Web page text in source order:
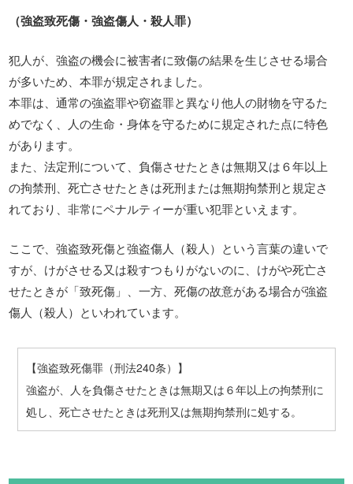
（強盗致死傷・強盗傷人・殺人罪）
犯人が、強盗の機会に被害者に致傷の結果を生じさせる場合
が多いため、本罪が規定されました。
本罪は、通常の強盗罪や窃盗罪と異なり他人の財物を守るた
めでなく、人の生命・身体を守るために規定された点に特色
があります。
また、法定刑について、負傷させたときは無期又は６年以上
の拘禁刑、死亡させたときは死刑または無期拘禁刑と規定さ
れており、非常にペナルティーが重い犯罪といえます。
ここで、強盗致死傷と強盗傷人（殺人）という言葉の違いで
すが、けがさせる又は殺すつもりがないのに、けがや死亡さ
せたときが「致死傷」、一方、死傷の故意がある場合が強盗
傷人（殺人）といわれています。
【強盗致死傷罪（刑法240条）】
強盗が、人を負傷させたときは無期又は６年以上の拘禁刑に
処し、死亡させたときは死刑又は無期拘禁刑に処する。